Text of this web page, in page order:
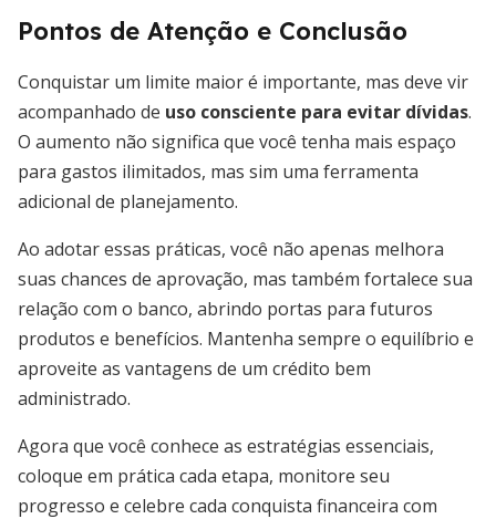
Pontos de Atenção e Conclusão
Conquistar um limite maior é importante, mas deve vir
acompanhado de uso consciente para evitar dívidas.
O aumento não significa que você tenha mais espaço
para gastos ilimitados, mas sim uma ferramenta
adicional de planejamento.
Ao adotar essas práticas, você não apenas melhora
suas chances de aprovação, mas também fortalece sua
relação com o banco, abrindo portas para futuros
produtos e benefícios. Mantenha sempre o equilíbrio e
aproveite as vantagens de um crédito bem
administrado.
Agora que você conhece as estratégias essenciais,
coloque em prática cada etapa, monitore seu
progresso e celebre cada conquista financeira com